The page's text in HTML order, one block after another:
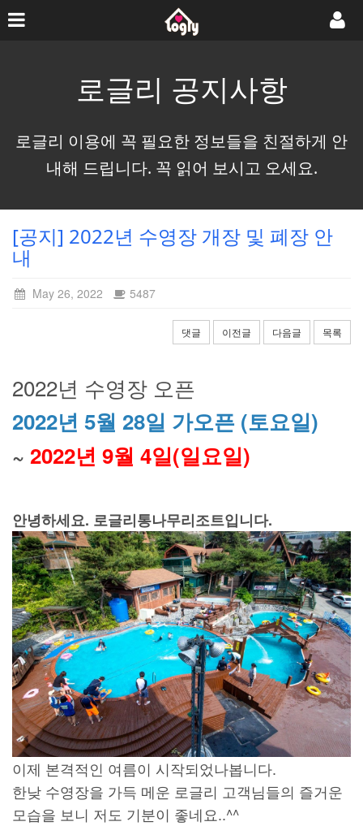
로글리 공지사항
로글리 이용에 꼭 필요한 정보들을 친절하게 안
내해 드립니다. 꼭 읽어 보시고 오세요.
[공지] 2022년 수영장 개장 및 폐장 안
내
May 26, 2022 5487
댓글 이전글 다음글 목록
2022년 수영장 오픈
2022년 5월 28일 가오픈 (토요일)
~ 2022년 9월 4일(일요일)
안녕하세요. 로글리통나무리조트입니다.
이제 본격적인 여름이 시작되었나봅니다.
한낮 수영장을 가득 메운 로글리 고객님들의 즐거운
모습을 보니 저도 기분이 좋네요..^^